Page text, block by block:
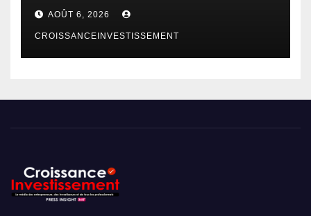
AOÛT 6, 2026
CROISSANCEINVESTISSEMENT